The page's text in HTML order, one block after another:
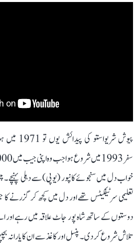
پیوش
خواب دل میں سنجوئے کانپور (یوپی) سے دہلی
تعلیمی سرٹیفکیٹس تھے اور دل میں کچھ کر گزرنے کا
دوستوں کے ساتھ شاہ پور جاٹ علاقہ میں رہے اور
تلاش شروع کر دی۔ پنسل اور کاغذ سے ان کا یارانہ